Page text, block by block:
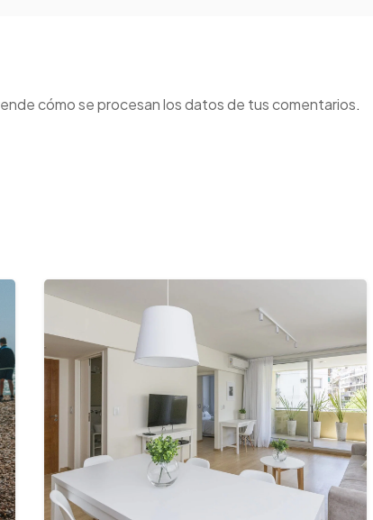
cómo se procesan los datos de tus comentarios.